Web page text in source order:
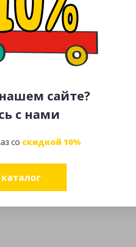
сайте?
с нами
со скидкой 10%